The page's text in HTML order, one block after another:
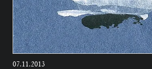
07.11.2013